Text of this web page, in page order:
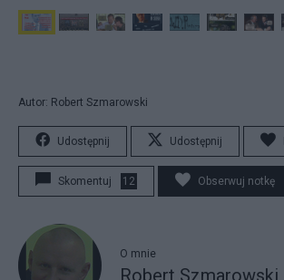
Autor: Robert Szmarowski
Udostępnij Udostępnij
Skomentuj 12 Obserwuj notkę
O mnie